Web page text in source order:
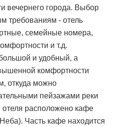
вечернего города. Выбор
требованиям - отель
семейные номера,
и т.д.
и удобный, а
комфортности
откуда можно
пейзажами реки
расположено кафе
Часть кафе находится